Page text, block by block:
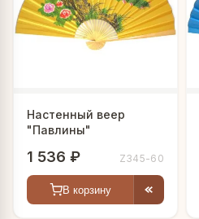
Настенный веер
"Павлины"
1 536 ₽ Z345-60
В корзину